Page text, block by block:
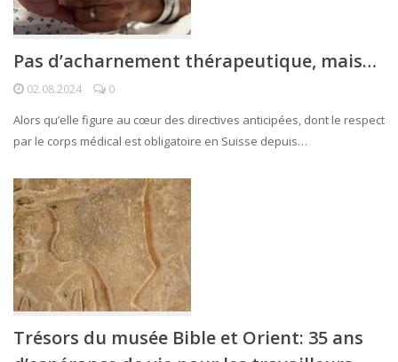
Pas d’acharnement thérapeutique, mais…
02.08.2024 0
Alors qu’elle figure au cœur des directives anticipées, dont le respect
par le corps médical est obligatoire en Suisse depuis…
Trésors du musée Bible et Orient: 35 ans